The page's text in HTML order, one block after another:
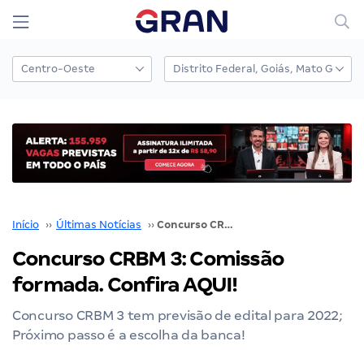
Início ›› Últimas Notícias ›› Concurso CRBM 3: Comissão formada. Confira AQUI!
Concurso CRBM 3: Comissão
formada. Confira AQUI!
Concurso CRBM 3 tem previsão de edital para 2022;
Próximo passo é a escolha da banca!